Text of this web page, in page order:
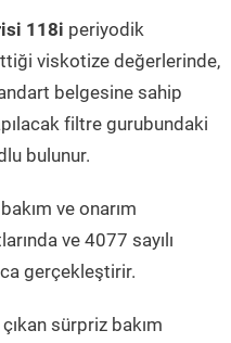
118i periyodik
viskotize değerlerinde,
belgesine sahip
filtre gurubundaki
bulunur.
ve onarım
ve 4077 sayılı
gerçekleştirir.
sürpriz bakım